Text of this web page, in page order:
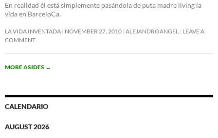
En realidad él está simplemente pasándola de puta madre living la
vida en BarceloCa.
LA VIDA INVENTADA NOVEMBER 27, 2010 ALEJANDROANGEL
LEAVE A
COMMENT
MORE ASIDES →
CALENDARIO
AUGUST 2026